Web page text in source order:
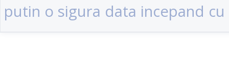
putin o sigura data incepand